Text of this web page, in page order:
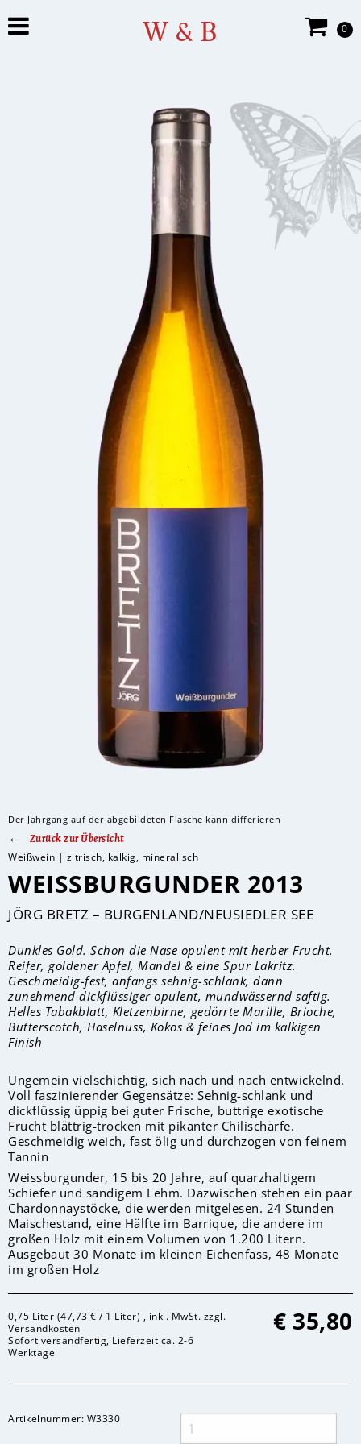
0
W & B
Der Jahrgang auf der abgebildeten Flasche kann differieren
Zurück zur Übersicht
Weißwein | zitrisch, kalkig, mineralisch
WEISSBURGUNDER 2013
JÖRG BRETZ – BURGENLAND/NEUSIEDLER SEE
Dunkles Gold. Schon die Nase opulent mit herber Frucht.
Reifer, goldener Apfel, Mandel & eine Spur Lakritz.
Geschmeidig-fest, anfangs sehnig-schlank, dann
zunehmend dickflüssiger opulent, mundwässernd saftig.
Helles Tabakblatt, Kletzenbirne, gedörrte Marille, Brioche,
Butterscotch, Haselnuss, Kokos & feines Jod im kalkigen
Finish
Ungemein vielschichtig, sich nach und nach entwickelnd.
Voll faszinierender Gegensätze: Sehnig-schlank und
dickflüssig üppig bei guter Frische, buttrige exotische
Frucht blättrig-trocken mit pikanter Chilischärfe.
Geschmeidig weich, fast ölig und durchzogen von feinem
Tannin
Weissburgunder, 15 bis 20 Jahre, auf quarzhaltigem
Schiefer und sandigem Lehm. Dazwischen stehen ein paar
Chardonnaystöcke, die werden mitgelesen. 24 Stunden
Maischestand, eine Hälfte im Barrique, die andere im
großen Holz mit einem Volumen von 1.200 Litern.
Ausgebaut 30 Monate im kleinen Eichenfass, 48 Monate
im großen Holz
0,75 Liter (47,73 € / 1 Liter) , inkl. MwSt. zzgl.
Versandkosten
Sofort versandfertig, Lieferzeit ca. 2-6
Werktage
€ 35,80
Artikelnummer: W3330